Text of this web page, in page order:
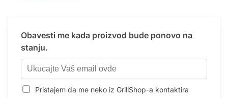
Obavesti me kada proizvod bude ponovo na
stanju.
Pristajem da me neko iz GrillShop-a kontaktira